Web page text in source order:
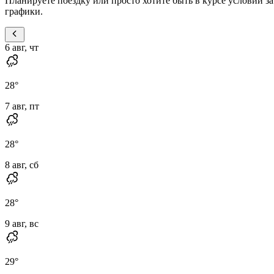
графики.
6 авг, чт
28°
7 авг, пт
28°
8 авг, сб
28°
9 авг, вс
29°